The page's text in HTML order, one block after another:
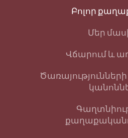
Բոլոր
Մեր
Վճարում և